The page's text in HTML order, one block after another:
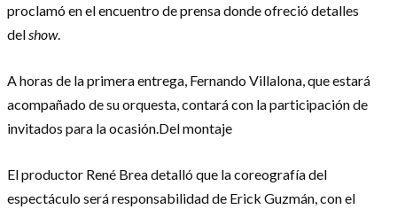
proclamó en el encuentro de prensa donde ofreció detalles
del show.
A horas de la primera entrega, Fernando Villalona, que estará
acompañado de su orquesta, contará con la participación de
invitados para la ocasión.Del montaje
El productor René Brea detalló que la coreografía del
espectáculo será responsabilidad de Erick Guzmán, con el